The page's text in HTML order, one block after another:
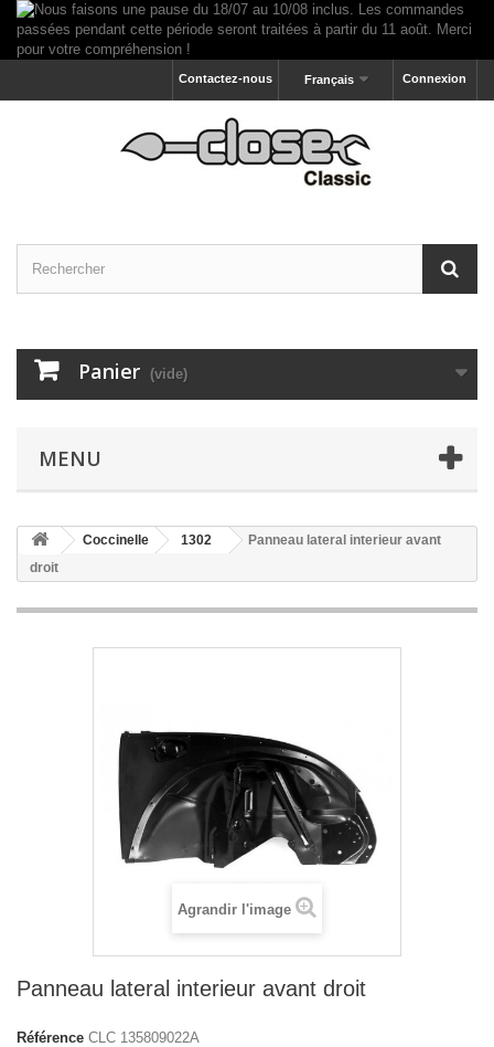
Connexion
Français
Contactez-nous
Panier (vide)
MENU
Coccinelle 1302
Panneau lateral interieur avant
droit
Agrandir l'image
Panneau lateral interieur avant droit
Référence CLC 135809022A